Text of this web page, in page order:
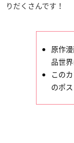
りだくさんです！
原作
品世
この
のポ